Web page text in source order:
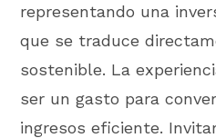
representando una
que se traduce
sostenible. La
ser un gasto para
ingresos eficiente.